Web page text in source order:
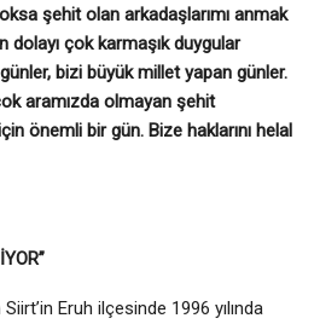
şehit olan arkadaşlarımı anmak
dolayı çok karmaşık duygular
bizi büyük millet yapan günler.
aramızda olmayan şehit
önemli bir gün. Bize haklarını helal
Eruh ilçesinde 1996 yılında